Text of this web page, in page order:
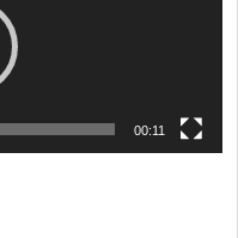
00:11